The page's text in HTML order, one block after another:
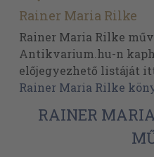
Rainer Maria Rilke
Rainer Maria Rilke
Antikvarium.hu-n
előjegyezhető listáját
Rainer Maria Rilke
RAINER